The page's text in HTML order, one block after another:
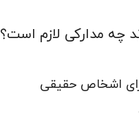
چه مدارکی لازم است؟
اشخاص حقیقی